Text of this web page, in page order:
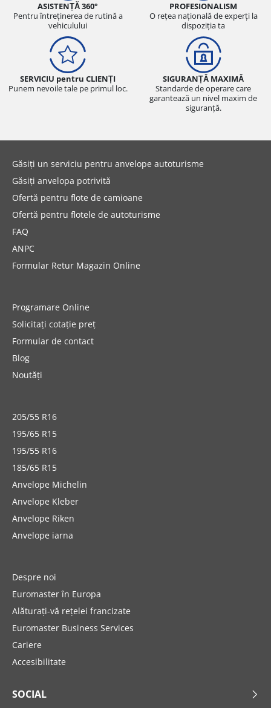
ASISTENȚĂ 360°
Pentru întreținerea de rutină a
vehiculului
PROFESIONALISM
O rețea națională de experți la
dispoziția ta
SERVICIU pentru CLIENȚI
Punem nevoile tale pe primul loc.
SIGURANȚĂ MAXIMĂ
Standarde de operare care
garantează un nivel maxim de
siguranță.
Găsiți un serviciu pentru anvelope autoturisme
Găsiți anvelopa potrivită
Ofertă pentru flote de camioane
Ofertă pentru flotele de autoturisme
FAQ
ANPC
Formular Retur Magazin Online
Programare Online
Solicitați cotație preț
Formular de contact
Blog
Noutăți
205/55 R16
195/65 R15
195/55 R16
185/65 R15
Anvelope Michelin
Anvelope Kleber
Anvelope Riken
Anvelope iarna
Despre noi
Euromaster în Europa
Alăturați-vă rețelei francizate
Euromaster Business Services
Cariere
Accesibilitate
SOCIAL